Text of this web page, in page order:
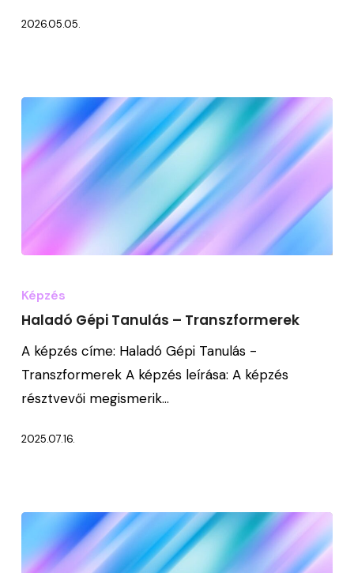
2026.05.05.
Gépi
Tanulás
Transzformerek
Képzés
Haladó Gépi Tanulás – Transzformerek
A képzés címe: Haladó Gépi Tanulás -
Transzformerek A képzés leírása: A képzés
résztvevői megismerik…
2025.07.16.